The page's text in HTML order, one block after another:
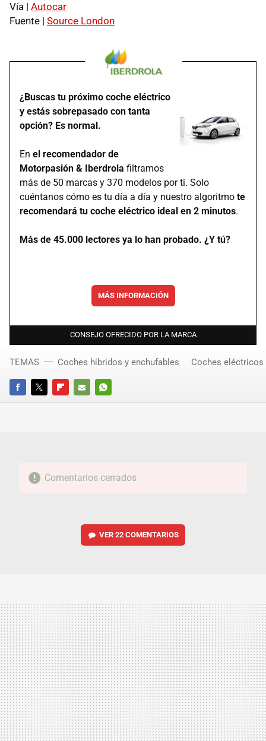
Vía | Autocar
Fuente | Source London
¿Buscas tu próximo coche eléctrico
y estás sobrepasado con tanta
opción? Es normal.
En el recomendador de
Motorpasión & Iberdrola filtramos
más de 50 marcas y 370 modelos por ti. Solo
cuéntanos cómo es tu día a día y nuestro algoritmo te
recomendará tu coche eléctrico ideal en 2 minutos.
Más de 45.000 lectores ya lo han probado. ¿Y tú?
MÁS INFORMACIÓN
CONSEJO OFRECIDO POR LA MARCA
FACEBOOKTWITTERFLIPBOARD
E-
WHATSAPP
TEMAS Coches híbridos y enchufables Coches eléctricos
Comentarios cerrados
VER 22 COMENTARIOS